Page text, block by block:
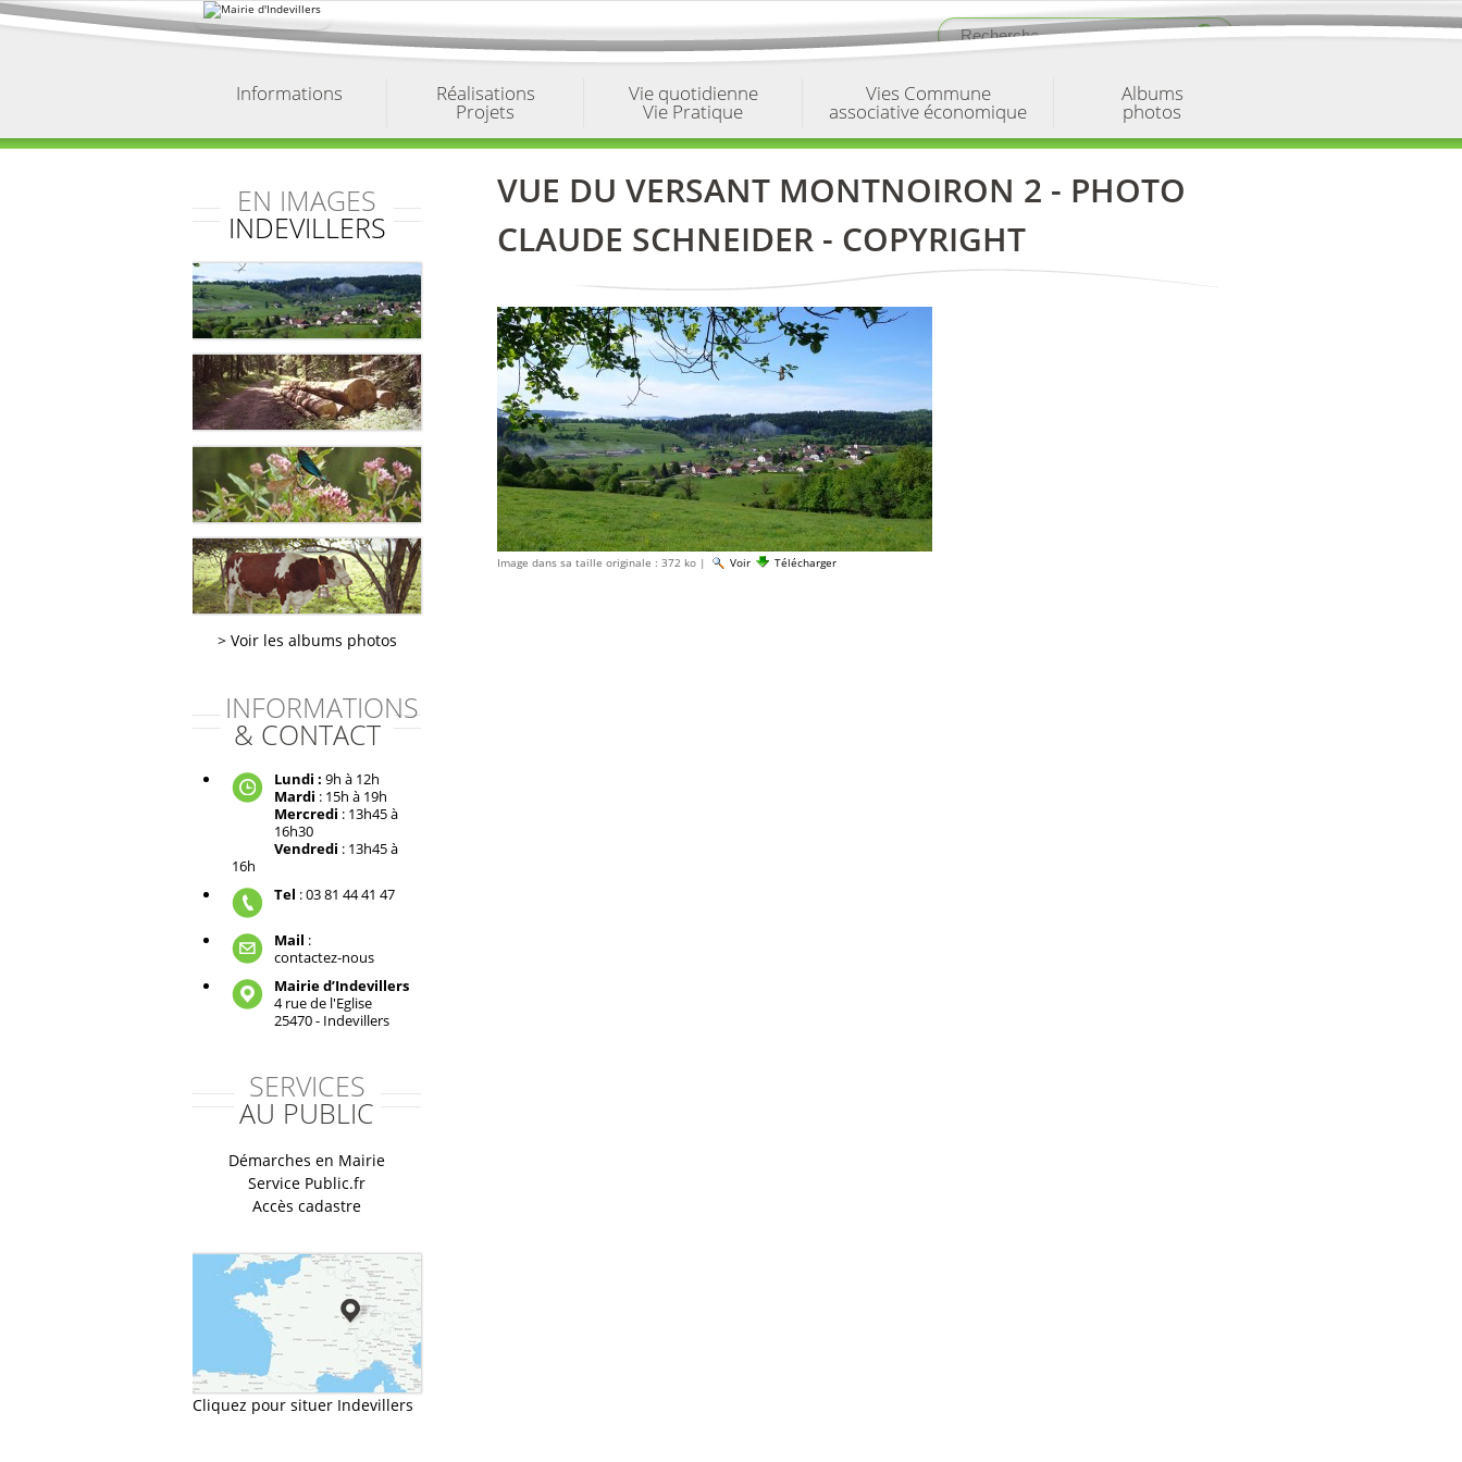
Aller
au
Informations Réalisations
Projets
Vie quotidienne
Vie Pratique
Vies Commune
associative économique
Albums
photos
EN IMAGES
INDEVILLERS
Voir les albums photos
INFORMATIONS
& CONTACT
Lundi : 9h à 12h
Mardi : 15h à 19h
Mercredi : 13h45 à
16h30
Vendredi : 13h45 à
16h
Tel : 03 81 44 41 47
Mail :
contactez-nous
Mairie d’Indevillers
4 rue de l'Eglise
25470 - Indevillers
SERVICES
AU PUBLIC
Démarches en Mairie
Service Public.fr
Accès cadastre
Cliquez pour situer Indevillers
VUE DU VERSANT MONTNOIRON 2 - PHOTO
CLAUDE SCHNEIDER - COPYRIGHT
Image dans sa taille originale : 372 ko | Voir Télécharger